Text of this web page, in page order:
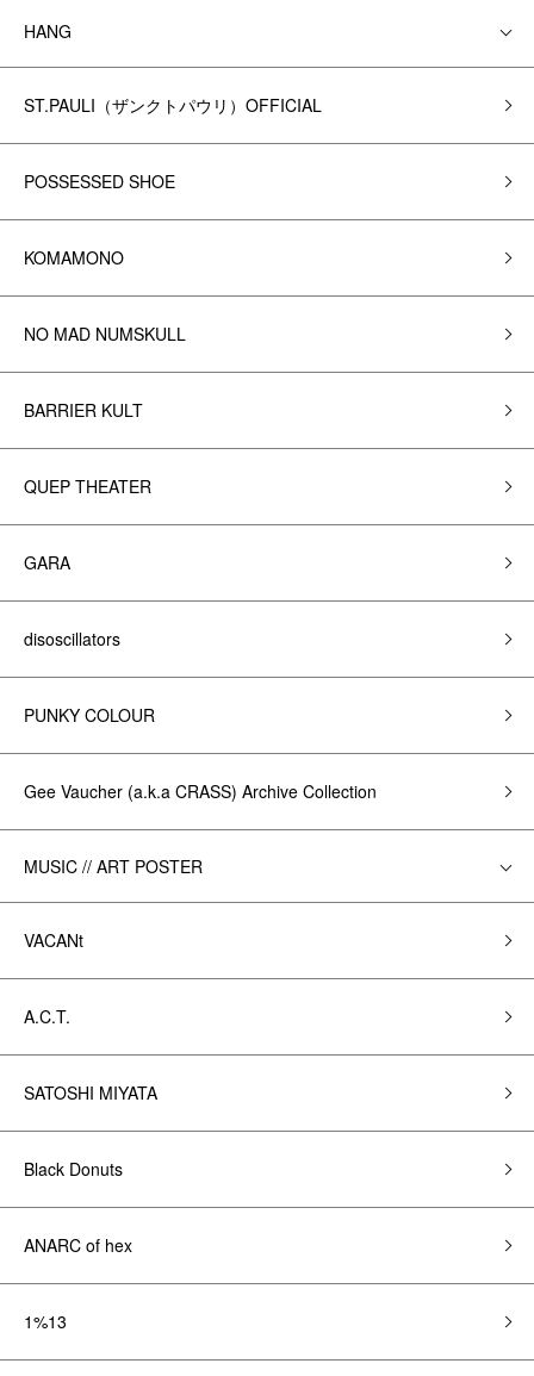
HANG
ST.PAULI（ザンクトパウリ）OFFICIAL
POSSESSED SHOE
KOMAMONO
NO MAD NUMSKULL
BARRIER KULT
QUEP THEATER
GARA
disoscillators
PUNKY COLOUR
Gee Vaucher (a.k.a CRASS) Archive Collection
MUSIC // ART POSTER
VACANt
A.C.T.
SATOSHI MIYATA
Black Donuts
ANARC of hex
1%13